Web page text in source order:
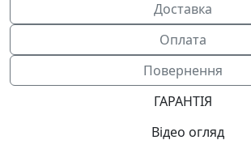
Доставка
Оплата
Повернення
ГАРАНТІЯ
Відео огляд